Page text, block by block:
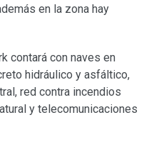
en la zona hay
contará con naves en
hidráulico y asfáltico,
red contra incendios
y telecomunicaciones